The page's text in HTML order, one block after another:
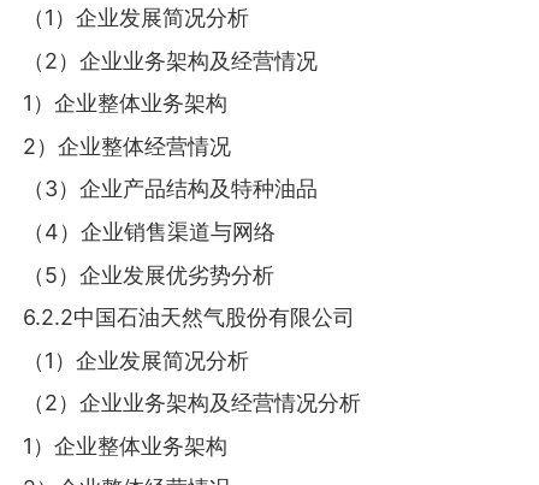
（1）企业发展简况分析
（2）企业业务架构及经营情况
1）企业整体业务架构
2）企业整体经营情况
（3）企业产品结构及特种油品
（4）企业销售渠道与网络
（5）企业发展优劣势分析
6.2.2中国石油天然气股份有限公司
（1）企业发展简况分析
（2）企业业务架构及经营情况分析
1）企业整体业务架构